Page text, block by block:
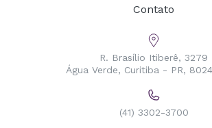
Contato
R. Brasílio Itiberê, 3279
Água Verde, Curitiba - PR,
(41) 3302-3700